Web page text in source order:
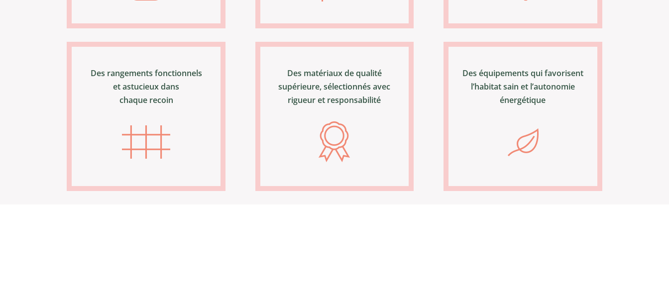
Des rangements fonctionnels
et astucieux dans
chaque recoin
Des matériaux de qualité
supérieure, sélectionnés avec
rigueur et responsabilité
Des équipements qui favorisent
l’habitat sain et l’autonomie
énergétique